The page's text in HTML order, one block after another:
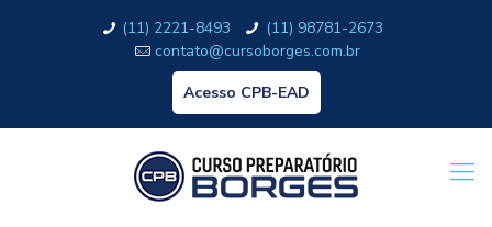
(11) 2221-8493
(11) 98781-2673
contato@cursoborges.com.br
Acesso CPB-EAD